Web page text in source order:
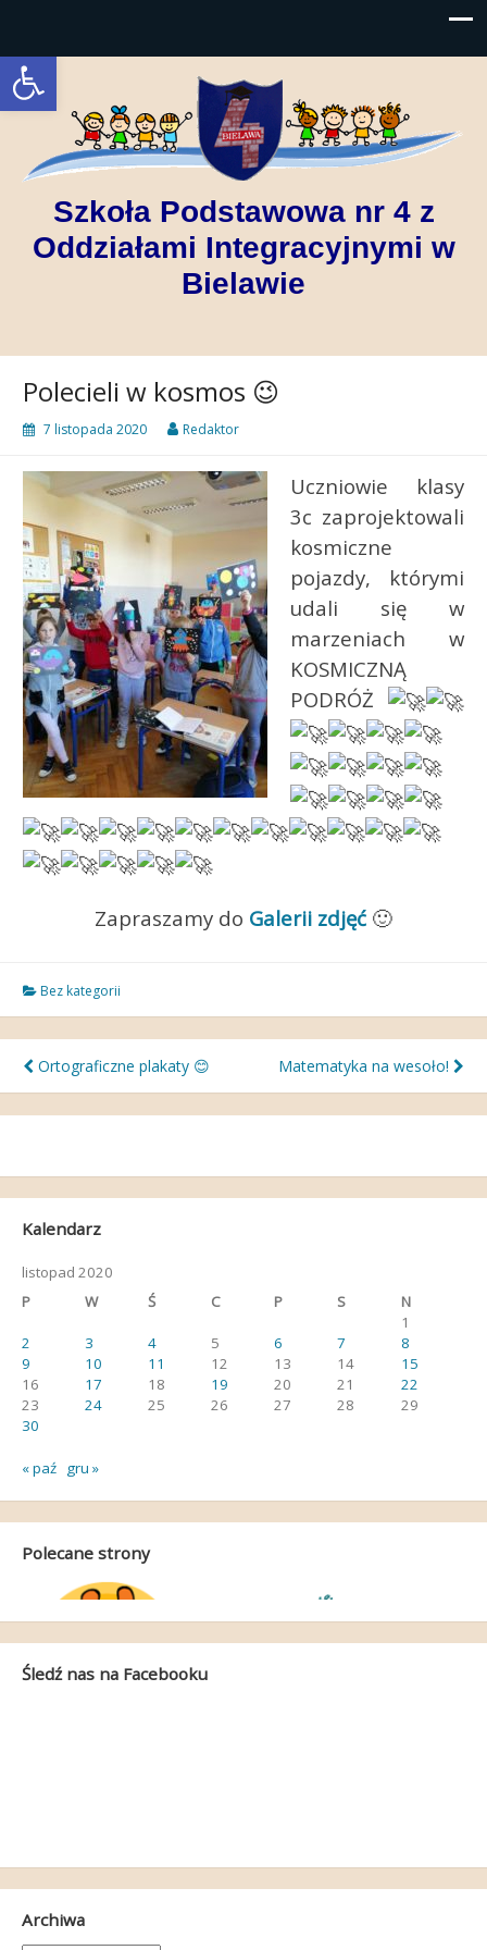
Open toolbar
Szkoła Podstawowa nr 4 z
Oddziałami Integracyjnymi w
Bielawie
Polecieli w kosmos 😉
7 listopada 2020 Redaktor
Uczniowie klasy
3c zaprojektowali
kosmiczne
pojazdy, którymi
udali się w
marzeniach w
KOSMICZNĄ
PODRÓŻ
Zapraszamy do Galerii zdjęć 🙂
Bez kategorii
Nawigacja
wpisu
Ortograficzne plakaty 😊 Matematyka na wesoło!
Kalendarz
listopad 2020
P
W Ś C P S
N
1
2
3 4 5 6 7
8
9
10 11 12 13 14
15
16
17 18 19 20 21
22
23
24 25 26 27 28
29
30
« paź gru »
Polecane strony
Śledź nas na Facebooku
Archiwa